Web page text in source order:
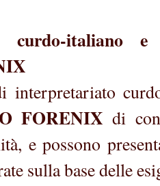
curdo-italiano
interpretariato
FORENIX di
e possono
sulla base delle